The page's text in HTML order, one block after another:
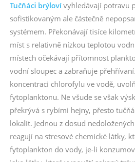
Tučňáci brýloví vyhledávají potravu
sofistikovaným ale částečně
systémem. Překonávají tisíce
míst s relativně nízkou teplotou
místech očekávají přítomnost
vodní sloupec a zabraňuje
koncentraci chlorofylu ve vodě,
fytoplanktonu. Ne všude se však
překrývá s rybími hejny, přesto
lokalit. Jednou z dosud
reagují na stresové chemické látky,
fytoplankton do vody, je-li